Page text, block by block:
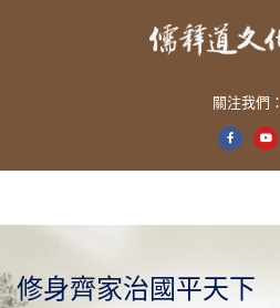
關注我們：
修身齊家治國平天下